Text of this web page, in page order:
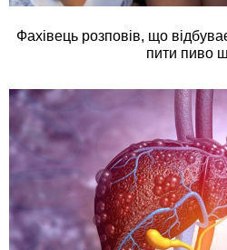
Фахівець розповів, що
пити пиво